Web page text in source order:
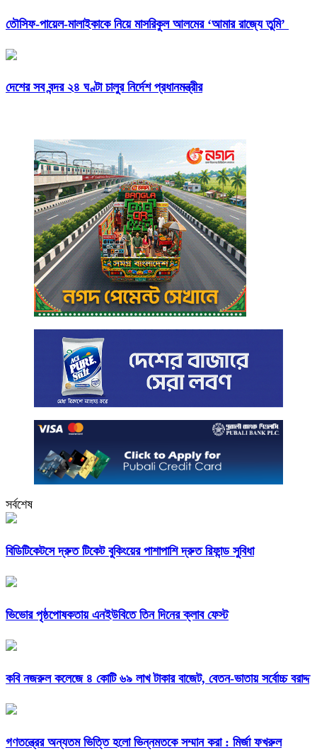
তৌসিফ-পায়েল-মালাইকাকে নিয়ে মাসরিকুল আলমের ‘আমার রাজ্যে তুমি’
দেশের সব বন্দর ২৪ ঘণ্টা চালুর নির্দেশ প্রধানমন্ত্রীর
সর্বশেষ
বিডিটিকেটসে দ্রুত টিকেট বুকিংয়ের পাশাপাশি দ্রুত রিফান্ড সুবিধা
ভিভোর পৃষ্ঠপোষকতায় এনইউবিতে তিন দিনের ক্লাব ফেস্ট
কবি নজরুল কলেজে ৪ কোটি ৬৯ লাখ টাকার বাজেট, বেতন-ভাতায় সর্বোচ্চ বরাদ্দ
গণতন্ত্রের অন্যতম ভিত্তি হলো ভিন্নমতকে সম্মান করা : মির্জা ফখরুল